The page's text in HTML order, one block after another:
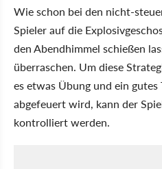
Wie schon bei den nicht-
Spieler auf die
den Abendhimmel schießen
überraschen. Um diese
es etwas Übung und ein
abgefeuert wird, kann der
kontrolliert werden.